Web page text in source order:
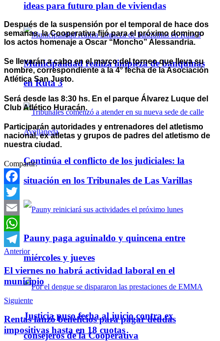
ideas para futuro plan de viviendas
Municipalidad realiza limpieza de banquinas
en Ruta 3
Continúa el conflicto de los judiciales: la
situación en los Tribunales de Las Varillas
Pauny paga aguinaldo y quincena entre
miércoles y jueves
Justicia puso fecha al juicio contra ex
consejeros de la Cooperativa
Después de la suspensión por el temporal de hace dos
semanas, la Cooperativa fijó para el próximo domingo
los actos homenaje a Oscar “Moncho” Alessandria.
Se llevarán a cabo en el marco del torneo que lleva su
nombre, correspondiente a la 4° fecha de la Asociación
Atlética San Justo.
Será desde las 8:30 hs. En el parque Álvarez Luque del
Club Atlético Huracán.
Participarán autoridades y entrenadores del atletismo
nacional, ex atletas y grupos de padres del atletismo de
nuestra ciudad.
Compartir:
Facebook
Twitter
Email
WhatsApp
Telegram
Anterior
El viernes no habrá actividad laboral en el
municipio
Siguiente
Rentas lanzó beneficios para pagar deudas
impositivas hasta en 18 cuotas